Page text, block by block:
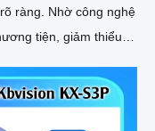
nghệ
tiện, giảm thiểu